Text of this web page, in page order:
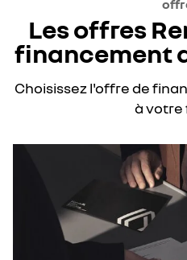
Les offres
financement
Choisissez l'offre de
à votre